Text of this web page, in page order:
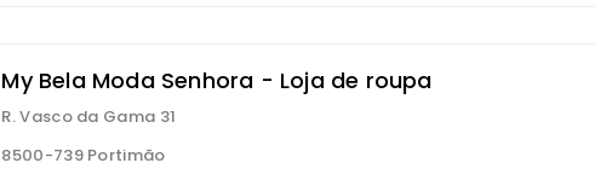
My Bela Moda Senhora - Loja de roupa
R. Vasco da Gama 31
8500-739 Portimão